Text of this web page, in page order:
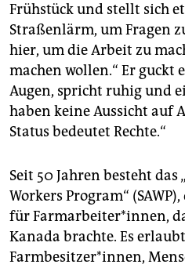
Frühstück und stellt sich
Straßenlärm, um Fragen
hier, um die Arbeit zu
machen wollen.“ Er guckt
Augen, spricht ruhig und
haben keine Aussicht auf
Status bedeutet Rechte.“
Seit 50 Jahren besteht
Workers Program“
für Farmarbeiter*innen,
Kanada brachte. Es
Farmbesitzer*innen,